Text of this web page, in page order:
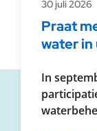
Praat
water in
30 juli 2026
In